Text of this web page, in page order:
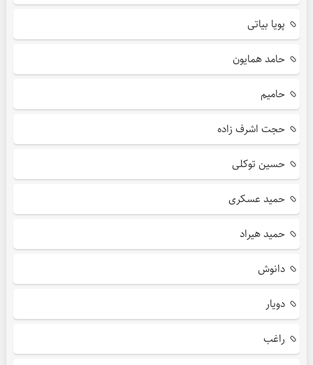
پویا بیاتی
حامد همایون
حامیم
حجت اشرف زاده
حسین توکلی
حمید عسکری
حمید هیراد
دانوش
دویار
راغب